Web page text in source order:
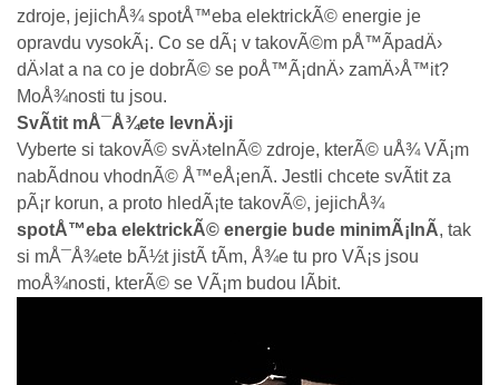
zdroje, jejichÅ¾ spotÅ™eba elektrickÃ© energie je
opravdu vysokÃ¡. Co se dÃ¡ v takovÃ©m pÅ™Ã­padÄ›
dÄ›lat a na co je dobrÃ© se poÅ™Ã¡dnÄ› zamÄ›Å™it?
MoÅ¾nosti tu jsou.
SvÃ­tit mÅ¯Å¾ete levnÄ›ji
Vyberte si takovÃ© svÄ›telnÃ© zdroje, kterÃ© uÅ¾ VÃ¡m
nabÃ­dnou vhodnÃ© Å™eÅ¡enÃ­. Jestli chcete svÃ­tit za
pÃ¡r korun, a proto hledÃ¡te takovÃ©, jejichÅ¾
spotÅ™eba elektrickÃ© energie bude minimÃ¡lnÃ­, tak
si mÅ¯Å¾ete bÃ½t jistÃ­ tÃ­m, Å¾e tu pro VÃ¡s jsou
moÅ¾nosti, kterÃ© se VÃ¡m budou lÃ­bit.